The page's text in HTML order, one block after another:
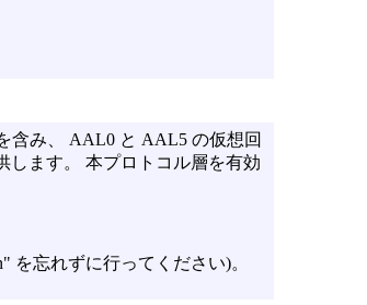
含み、 AAL0 と AAL5 の仮想回
します。 本プロトコル層を有効
を忘れずに行ってください)。